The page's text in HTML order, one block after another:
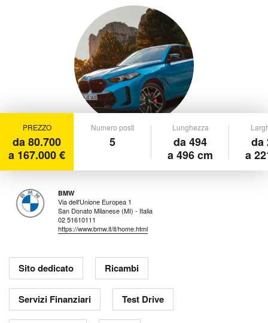
PREZZO
da 80.700
a 167.000 €
Numero posti
5
Lunghezza
da 494
a 496 cm
da
a
BMW
Via dell'Unione Europea 1
San Donato Milanese (MI) - Italia
02 51610111
https://www.bmw.it/it/home.html
Sito dedicato Ricambi
Servizi Finanziari Test Drive